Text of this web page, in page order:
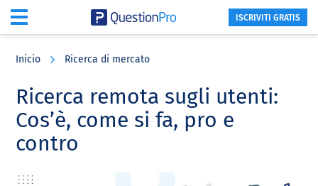
content
sidebar
ISCRIVITI GRATIS
Inicio Ricerca di mercato
Ricerca remota sugli utenti:
Cos’è, come si fa, pro e
contro